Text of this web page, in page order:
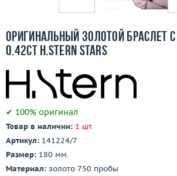
3D-тур по шоуруму
Заказать звонок
Оригинальный золотой браслет
0.42ct H.Stern Stars
✔ 100% оригинал
Товар в наличии: 1 шт.
Артикул: 141224/7
Размер: 180 мм.
Материал: золото 750 пробы